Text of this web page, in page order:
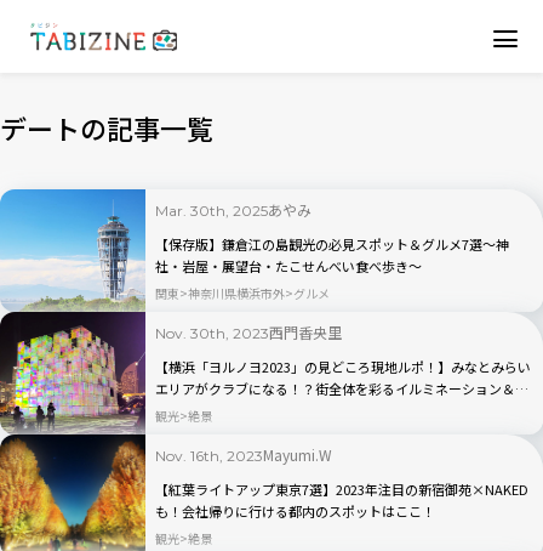
デートの記事一覧
Mar. 30th, 2025あやみ
【保存版】鎌倉江の島観光の必見スポット＆グルメ7選〜神
社・岩屋・展望台・たこせんべい食べ歩き〜
関東 神奈川県横浜市外 グルメ
Nov. 30th, 2023西門香央里
【横浜「ヨルノヨ2023」の見どころ現地ルポ！】みなとみらい
エリアがクラブになる！？街全体を彩るイルミネーション＆ラ
イトアップショー
観光 絶景
Nov. 16th, 2023Mayumi.W
【紅葉ライトアップ東京7選】2023年注目の新宿御苑×NAKED
も！会社帰りに行ける都内のスポットはここ！
観光 絶景